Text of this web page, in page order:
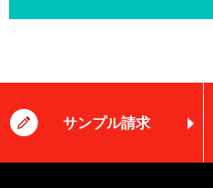
サンプル請求